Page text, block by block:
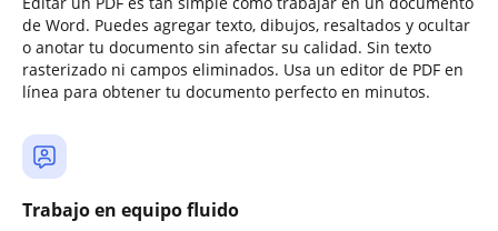
de Word. Puedes agregar texto, dibujos, resaltados y ocultar
o anotar tu documento sin afectar su calidad. Sin texto
rasterizado ni campos eliminados. Usa un editor de PDF en
línea para obtener tu documento perfecto en minutos.
Trabajo en equipo fluido